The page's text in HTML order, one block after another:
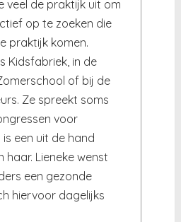
veel de praktijk uit om
op te zoeken die
praktijk komen.
Kidsfabriek, in de
of bij de
Ze spreekt soms
voor
is een uit de hand
Lieneke wenst
een gezonde
hiervoor dagelijks